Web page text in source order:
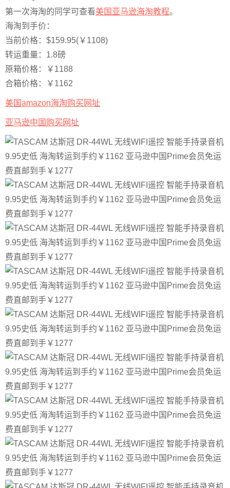
第一次海淘的同学可查看美国亚马逊海淘教程。
海淘到手价：
当前价格：$159.95(￥1108)
转运重量：1.8磅
原箱价格：￥1188
合箱价格：￥1162
美国amazon海淘购买网址
亚马逊中国购买网址